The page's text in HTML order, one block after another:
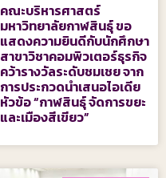
คณะบริหารศาสตร์
มหาวิทยาลัยกาฬสินธุ์ ขอ
แสดงความยินดีกับนักศึกษา
สาขาวิชาคอมพิวเตอร์ธุรกิจ
คว้ารางวัลระดับชมเชย จาก
การประกวดนำเสนอไอเดีย
หัวข้อ “กาฬสินธุ์ จัดการขยะ
และเมืองสีเขียว”